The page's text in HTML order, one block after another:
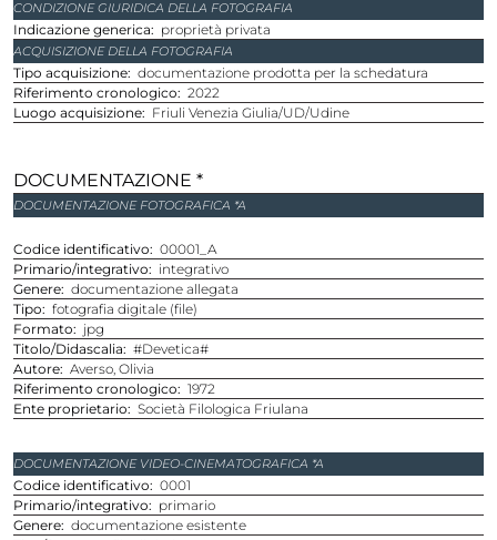
CONDIZIONE GIURIDICA DELLA FOTOGRAFIA
Indicazione generica proprietà privata
ACQUISIZIONE DELLA FOTOGRAFIA
Tipo acquisizione documentazione prodotta per la schedatura
Riferimento cronologico
2022
Luogo acquisizione
Friuli Venezia Giulia/UD/Udine
DOCUMENTAZIONE *
DOCUMENTAZIONE FOTOGRAFICA *A
Codice identificativo
00001_A
Primario/integrativo
integrativo
Genere documentazione allegata
Tipo
fotografia digitale (file)
Formato
jpg
Titolo/Didascalia
#Devetica#
Autore Averso, Olivia
Riferimento cronologico
1972
Ente proprietario
Società Filologica Friulana
DOCUMENTAZIONE VIDEO-CINEMATOGRAFICA *A
Codice identificativo
0001
Primario/integrativo
primario
Genere documentazione esistente